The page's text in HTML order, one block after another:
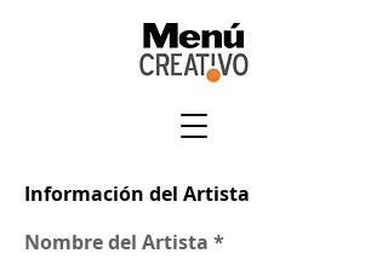
Información del Artista
Nombre del Artista